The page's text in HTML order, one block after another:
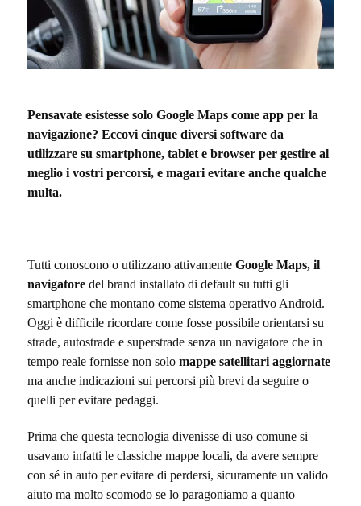
Pensavate esistesse solo Google Maps come app per la
navigazione? Eccovi cinque diversi software da
utilizzare su smartphone, tablet e browser per gestire al
meglio i vostri percorsi, e magari evitare anche qualche
multa.
Tutti conoscono o utilizzano attivamente Google Maps, il
navigatoredel brand installato di default su tutti gli
smartphone che montano come sistema operativo Android.
Oggi è difficile ricordare come fosse possibile orientarsi su
strade, autostrade e superstrade senza un navigatore che in
tempo reale fornisse non solo mappe satellitari aggiornate
ma anche indicazioni sui percorsi più brevi da seguire o
quelli per evitare pedaggi.
Prima che questa tecnologia divenisse di uso comune si
usavano infatti le classiche mappe locali, da avere sempre
con sé in auto per evitare di perdersi, sicuramente un valido
aiuto ma molto scomodo se lo paragoniamo a quanto